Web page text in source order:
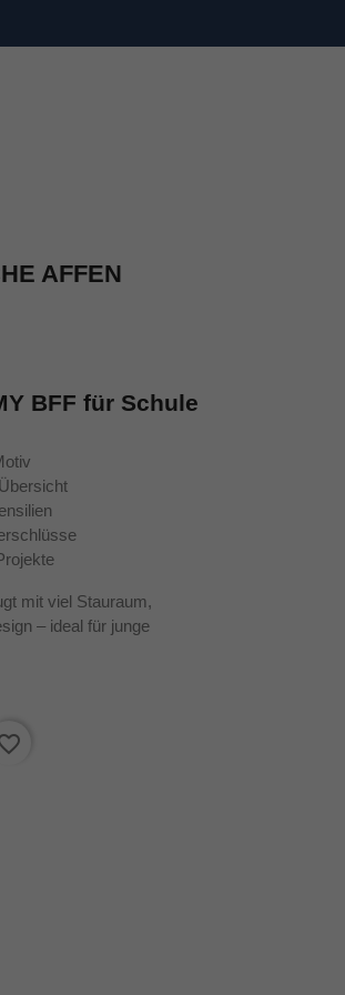
AFFEN
BFF für Schule
mit viel Stauraum,
– ideal für junge